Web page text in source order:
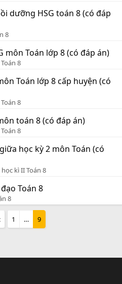
dưỡng HSG toán 8 (có đáp
8
môn Toán lớp 8 (có đáp án)
8
Toán lớp 8 cấp huyện (có
8
toán 8 (có đáp án)
8
học kỳ 2 môn Toán (có
kì II Toán 8
Toán 8
8
1 … 9